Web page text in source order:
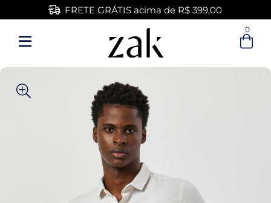
FRETE GRÁTIS acima de R$ 399,00
0